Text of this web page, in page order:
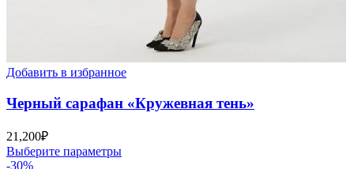
Добавить в избранное
Черный сарафан «Кружевная тень»
21,200₽
Выберите параметры
-30%